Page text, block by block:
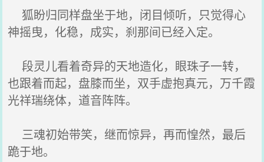
狐盼归同样盘坐于地，闭目倾听，只觉得心
神摇曳，化稳，成实，刹那间已经入定。
段灵儿看着奇异的天地造化，眼珠子一转，
也跟着而起，盘膝而坐，双手虚抱真元，万千霞
光祥瑞绕体，道音阵阵。
三魂初始带笑，继而惊异，再而惶然，最后
跪于地。